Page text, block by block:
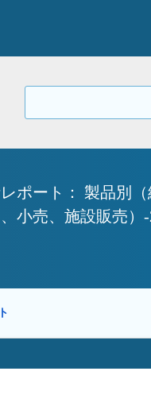
ポート： 製品別
小売、施設販売）-